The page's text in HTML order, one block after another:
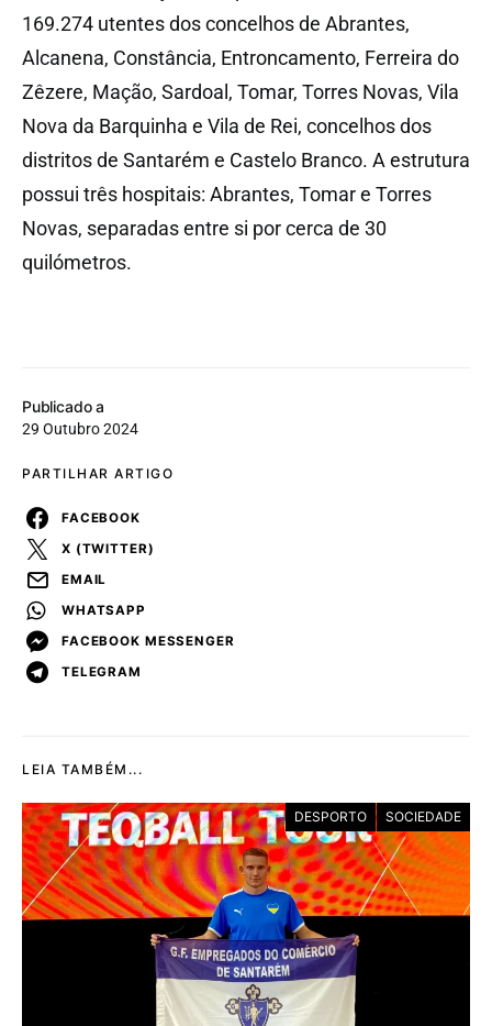
Publicado a
29 Outubro 2024
PARTILHAR ARTIGO
FACEBOOK
X (TWITTER)
EMAIL
WHATSAPP
FACEBOOK MESSENGER
TELEGRAM
169.274 utentes dos concelhos de Abrantes,
Alcanena, Constância, Entroncamento, Ferreira do
Zêzere, Mação, Sardoal, Tomar, Torres Novas, Vila
Nova da Barquinha e Vila de Rei, concelhos dos
distritos de Santarém e Castelo Branco. A estrutura
possui três hospitais: Abrantes, Tomar e Torres
Novas, separadas entre si por cerca de 30
quilómetros.
LEIA TAMBÉM...
DESPORTO SOCIEDADE